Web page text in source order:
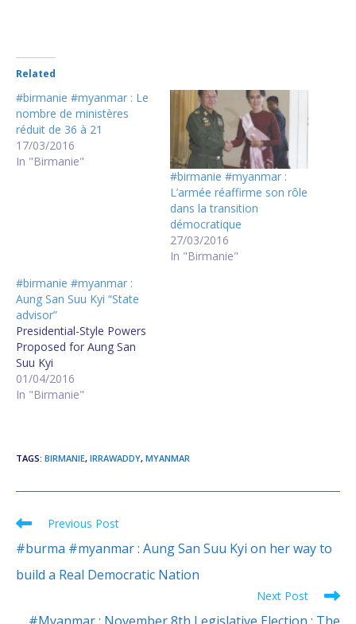
Related
#birmanie #myanmar : Le
nombre de ministères
réduit de 36 à 21
17/03/2016
In "Birmanie"
#birmanie #myanmar :
L’armée réaffirme son rôle
dans la transition
démocratique
27/03/2016
In "Birmanie"
#birmanie #myanmar :
Aung San Suu Kyi “State
advisor”
Presidential-Style Powers
Proposed for Aung San
Suu Kyi
01/04/2016
In "Birmanie"
TAGS: BIRMANIE, IRRAWADDY, MYANMAR
Read
more
Previous Post
#burma #myanmar : Aung San Suu Kyi on her way to
build a Real Democratic Nation
Next Post